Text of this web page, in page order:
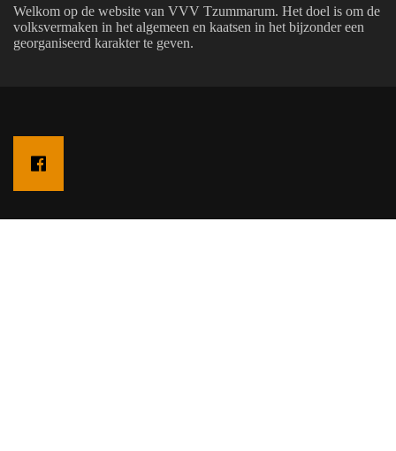
Welkom op de website van VVV Tzummarum. Het doel is om de
volksvermaken in het algemeen en kaatsen in het bijzonder een
georganiseerd karakter te geven.